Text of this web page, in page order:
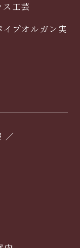
工芸
プオルガン実
／